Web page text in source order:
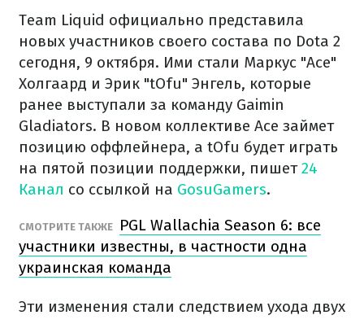
Team Liquid официально представила
новых участников своего состава по Dota 2
сегодня, 9 октября. Ими стали Маркус "Ace"
Холгаард и Эрик "tOfu" Энгель, которые
ранее выступали за команду Gaimin
Gladiators. В новом коллективе Ace займет
позицию оффлейнера, а tOfu будет играть
на пятой позиции поддержки, пишет24
Канал со ссылкой на GosuGamers.
СМОТРИТЕ ТАКЖЕ
PGL Wallachia Season 6: все
участники известны, в частности одна
украинская команда
Эти изменения стали следствием ухода двух